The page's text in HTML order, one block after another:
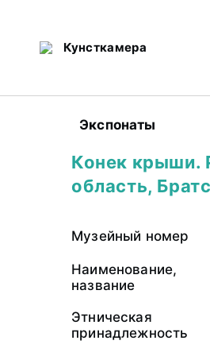
Кунсткамера
Экспонаты
Конек крыши.
область,
Музейный номер
Наименование,
название
Этническая
принадлежность